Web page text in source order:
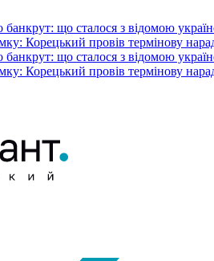
банкрут: що сталося з відомою
Корецький провів термінову
банкрут: що сталося з відомою
Корецький провів термінову